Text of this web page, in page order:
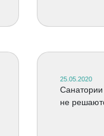
25.05.2020
Санатории
не